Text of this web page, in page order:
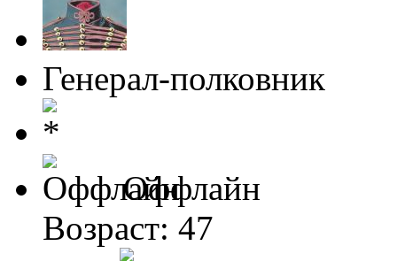
Генерал-полковник
Оффлайн
Возраст: 47